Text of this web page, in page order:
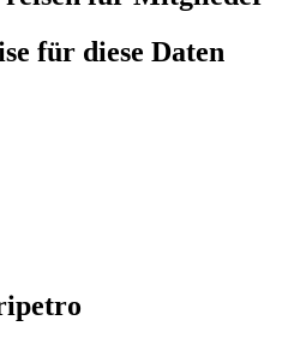
für diese Daten